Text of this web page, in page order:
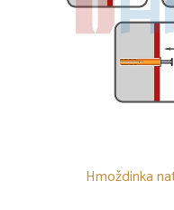
PODSTŘEŠNÍ FÓLIE
Hmoždinka